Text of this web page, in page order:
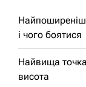
і чого боятися
Найвища
висота